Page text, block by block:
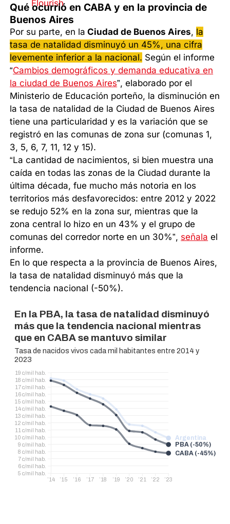
Qué ocurrió en CABA y en la provincia de
Buenos Aires
Por su parte, en la Ciudad de Buenos Aires, la
tasa de natalidad disminuyó un 45%, una cifra
levemente inferior a la nacional. Según el informe
“Cambios demográficos y demanda educativa en
la ciudad de Buenos Aires”, elaborado por el
Ministerio de Educación porteño, la disminución en
la tasa de natalidad de la Ciudad de Buenos Aires
tiene una particularidad y es la variación que se
registró en las comunas de zona sur (comunas 1,
3, 5, 6, 7, 11, 12 y 15).
“La cantidad de nacimientos, si bien muestra una
caída en todas las zonas de la Ciudad durante la
última década, fue mucho más notoria en los
territorios más desfavorecidos: entre 2012 y 2022
se redujo 52% en la zona sur, mientras que la
zona central lo hizo en un 43% y el grupo de
comunas del corredor norte en un 30%”, señala el
informe.
En lo que respecta a la provincia de Buenos Aires,
la tasa de natalidad disminuyó más que la
tendencia nacional (-50%).